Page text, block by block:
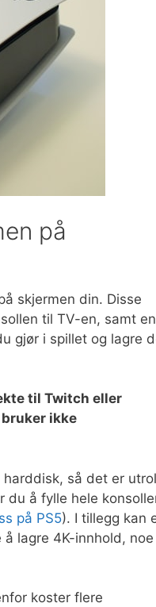
på
skjermen din. Disse
til TV-en, samt en
gjør i spillet og lagre
til Twitch eller
ikke
så det er
du å fylle hele
på PS5). I tillegg kan
å lagre 4K-innhold, noe
koster flere